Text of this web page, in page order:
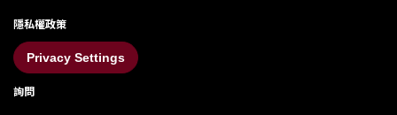
隱私權政策
Privacy Settings
詢問